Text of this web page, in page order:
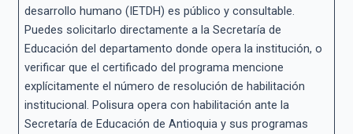
desarrollo humano (IETDH) es público y consultable.
Puedes solicitarlo directamente a la Secretaría de
Educación del departamento donde opera la institución, o
verificar que el certificado del programa mencione
explícitamente el número de resolución de habilitación
institucional. Polisura opera con habilitación ante la
Secretaría de Educación de Antioquia y sus programas